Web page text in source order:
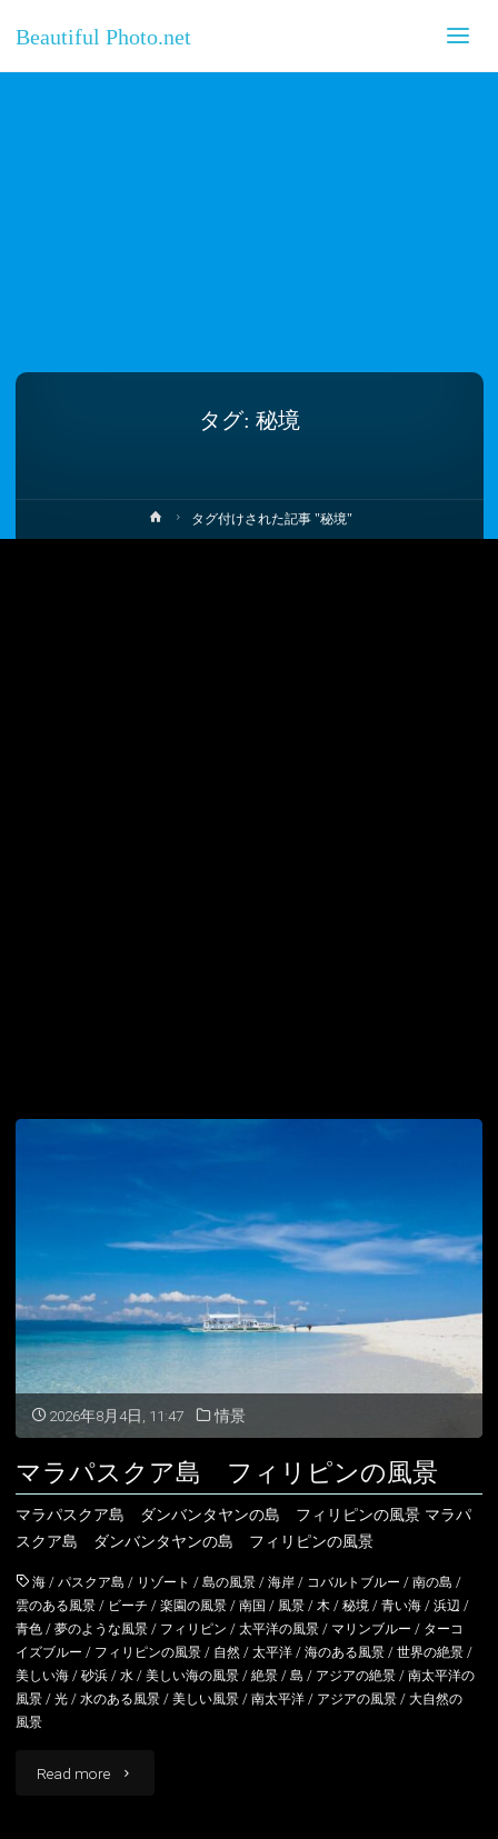
Beautiful Photo.net
タグ: 秘境
ホ
ー
タグ付けされた記事 "秘境"
2026年8月4日, 11:47 情景
マラパスクア島 フィリピンの風景
マラパスクア島 ダンバンタヤンの島 フィリピンの風景 マラパ
スクア島 ダンバンタヤンの島 フィリピンの風景
海 /パスクア島 / リゾート /島の風景 /海岸 / コバルトブルー /南の島 /
雲のある風景 / ビーチ /楽園の風景 /南国 / 風景 /木 /秘境 /青い海 /浜辺 /
青色 /夢のような風景 / フィリピン /太平洋の風景 / マリンブルー / ターコ
イズブルー / フィリピンの風景 / 自然 /太平洋 /海のある風景 /世界の絶景 /
美しい海 /砂浜 /水 /美しい海の風景 /絶景 /島 / アジアの絶景 /南太平洋の
風景 /光 /水のある風景 /美しい風景 /南太平洋 / アジアの風景 /大自然の
風景
Read more "マ